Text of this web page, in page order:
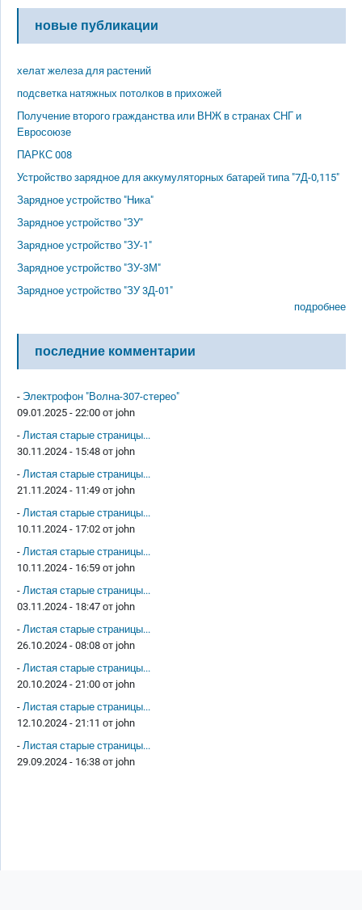
новые публикации
хелат железа для растений
подсветка натяжных потолков в прихожей
Получение второго гражданства или ВНЖ в странах СНГ и
Евросоюзе
ПАРКС 008
Устройство зарядное для аккумуляторных батарей типа "7Д-0,115"
Зарядное устройство "Ника"
Зарядное устройство "ЗУ"
Зарядное устройство "ЗУ-1"
Зарядное устройство "ЗУ-3М"
Зарядное устройство "ЗУ 3Д-01"
подробнее
последние комментарии
- Электрофон "Волна-307-стерео"
09.01.2025 - 22:00 от john
- Листая старые страницы...
30.11.2024 - 15:48 от john
- Листая старые страницы...
21.11.2024 - 11:49 от john
- Листая старые страницы...
10.11.2024 - 17:02 от john
- Листая старые страницы...
10.11.2024 - 16:59 от john
- Листая старые страницы...
03.11.2024 - 18:47 от john
- Листая старые страницы...
26.10.2024 - 08:08 от john
- Листая старые страницы...
20.10.2024 - 21:00 от john
- Листая старые страницы...
12.10.2024 - 21:11 от john
- Листая старые страницы...
29.09.2024 - 16:38 от john